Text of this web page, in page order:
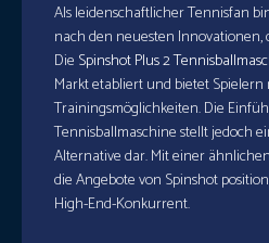
Als leidenschaftlicher Tennisfan
nach den neuesten Innovationen,
Die Spinshot Plus 2
Markt etabliert und bietet Spielern
Trainingsmöglichkeiten. Die
Tennisballmaschine stellt jedoch
Alternative dar. Mit einer
die Angebote von Spinshot
High-End-Konkurrent.